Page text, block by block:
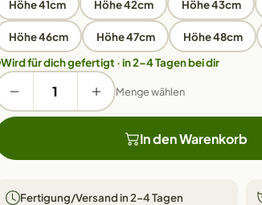
Höhe 41cm Höhe 42cm Höhe 43cm
Höhe 46cm Höhe 47cm Höhe 48cm
Wird für dich gefertigt · in 2–4 Tagen bei dir
Menge wählen
In den Warenkorb
Fertigung/Versand in 2–4 Tagen